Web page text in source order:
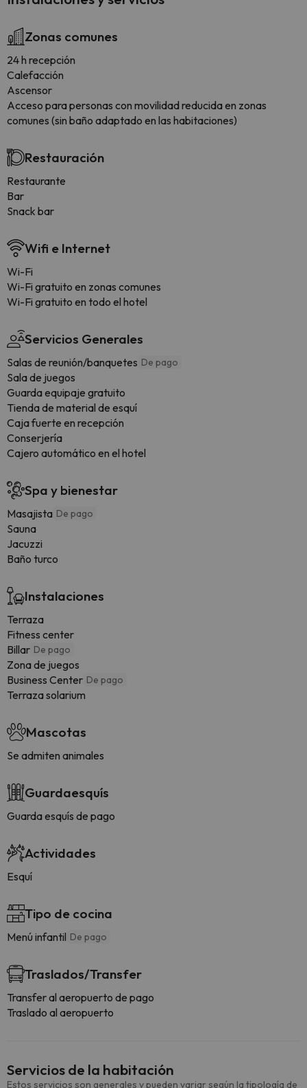
Zonas comunes
24 h recepción
Calefacción
Ascensor
Acceso para personas con movilidad reducida en zonas
comunes (sin baño adaptado en las habitaciones)
Restauración
Restaurante
Bar
Snack bar
Wifi e Internet
Wi-Fi
Wi-Fi gratuito en zonas comunes
Wi-Fi gratuito en todo el hotel
Servicios Generales
Salas de reunión/banquetes De pago
Sala de juegos
Guarda equipaje gratuito
Tienda de material de esquí
Caja fuerte en recepción
Conserjería
Cajero automático en el hotel
Spa y bienestar
Masajista De pago
Sauna
Jacuzzi
Baño turco
Instalaciones
Terraza
Fitness center
Billar De pago
Zona de juegos
Business Center De pago
Terraza solarium
Mascotas
Se admiten animales
Guardaesquís
Guarda esquís de pago
Actividades
Esquí
Tipo de cocina
Menú infantil De pago
Traslados/Transfer
Transfer al aeropuerto de pago
Traslado al aeropuerto
Servicios de la habitación
Estos servicios son generales y pueden variar según la tipología de